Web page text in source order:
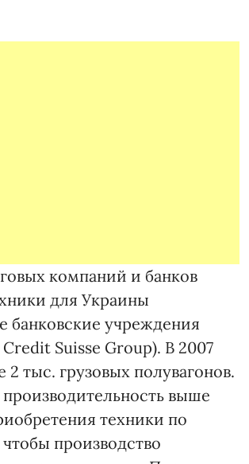
компаний и банков
для Украины
банковские учреждения
Suisse Group). В 2007
тыс. грузовых полувагонов.
выше
техники по
производство